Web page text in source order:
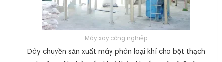
Máy xay công nghiệp
Dây chuyền sản xuất máy phân loại khí cho bột thạch